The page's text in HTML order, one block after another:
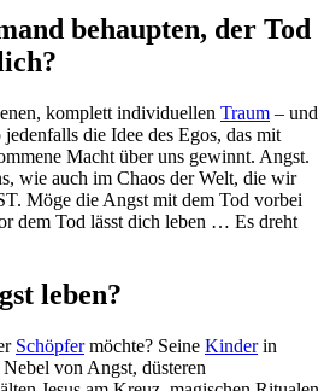
behaupten, der Tod
komplett individuellen Traum – und
jedenfalls die Idee des Egos, das mit
Macht über uns gewinnt. Angst.
wie auch im Chaos der Welt, die wir
Möge die Angst mit dem Tod vorbei
dem Tod lässt dich leben … Es dreht
leben?
Schöpfermöchte? Seine Kinderin
von Angst, düsteren